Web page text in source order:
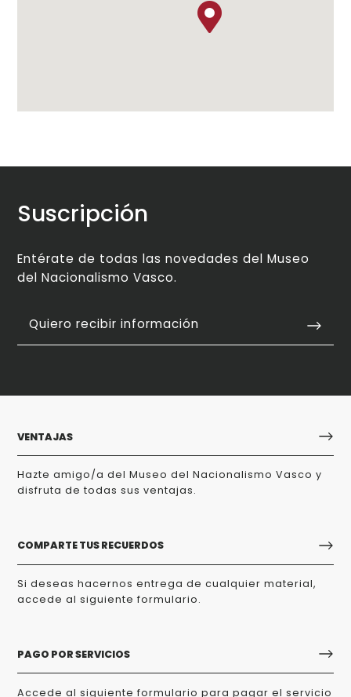
Suscripción
Entérate de todas las novedades del Museo
del Nacionalismo Vasco.
Quiero recibir información
VENTAJAS
Hazte amigo/a del Museo del Nacionalismo Vasco y
disfruta de todas sus ventajas.
COMPARTE TUS RECUERDOS
Si deseas hacernos entrega de cualquier material,
accede al siguiente formulario.
PAGO POR SERVICIOS
Accede al siguiente formulario para pagar el servicio